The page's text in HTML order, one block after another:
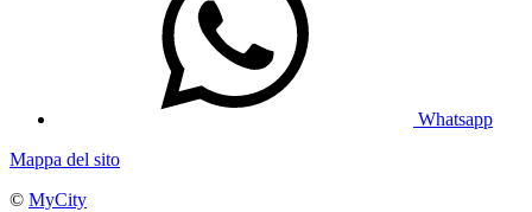
Whatsapp
Mappa del sito
© MyCity